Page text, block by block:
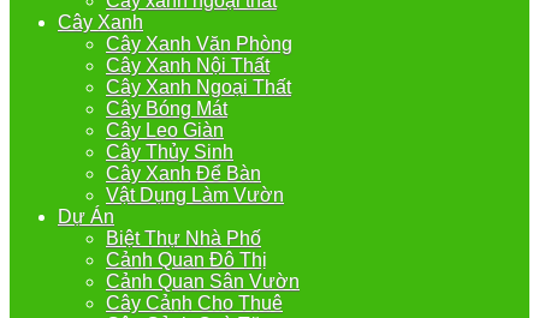
Cây Xanh
Cây Xanh Văn Phòng
Cây Xanh Nội Thất
Cây Xanh Ngoại Thất
Cây Bóng Mát
Cây Leo Giàn
Cây Thủy Sinh
Cây Xanh Để Bàn
Vật Dụng Làm Vườn
Dự Án
Biệt Thự Nhà Phố
Cảnh Quan Đô Thị
Cảnh Quan Sân Vườn
Cây Cảnh Cho Thuê